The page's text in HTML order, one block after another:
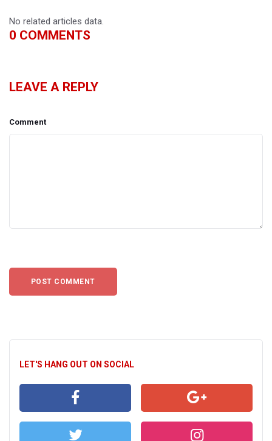
No related articles data.
0 COMMENTS
LEAVE A REPLY
Comment
LET'S HANG OUT ON SOCIAL